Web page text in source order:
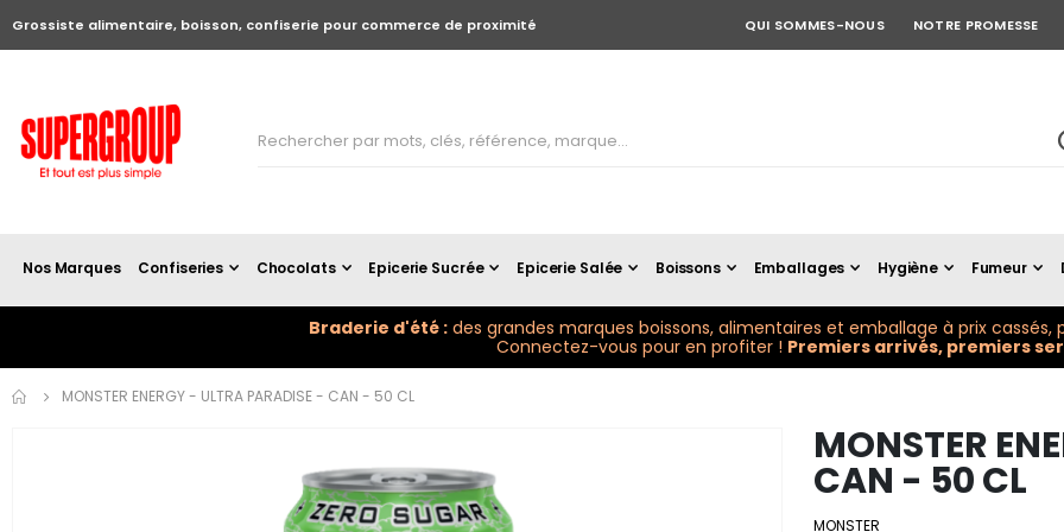
Grossiste alimentaire, boisson, confiserie pour commerce de proximité QUI SOMMES-NOUS NOTRE PROMESSE
Nos Marques Confiseries Chocolats Epicerie Sucrée Epicerie Salée Boissons Emballages Hygiène Fumeur
Braderie d'été : des grandes marques boissons, alimentaires et emballage à prix cassés,
Connectez-vous pour en profiter ! Premiers arrivés, premiers
MONSTER ENERGY - ULTRA PARADISE - CAN - 50 CL
the
MONSTER
CAN - 50 CL
MONSTER